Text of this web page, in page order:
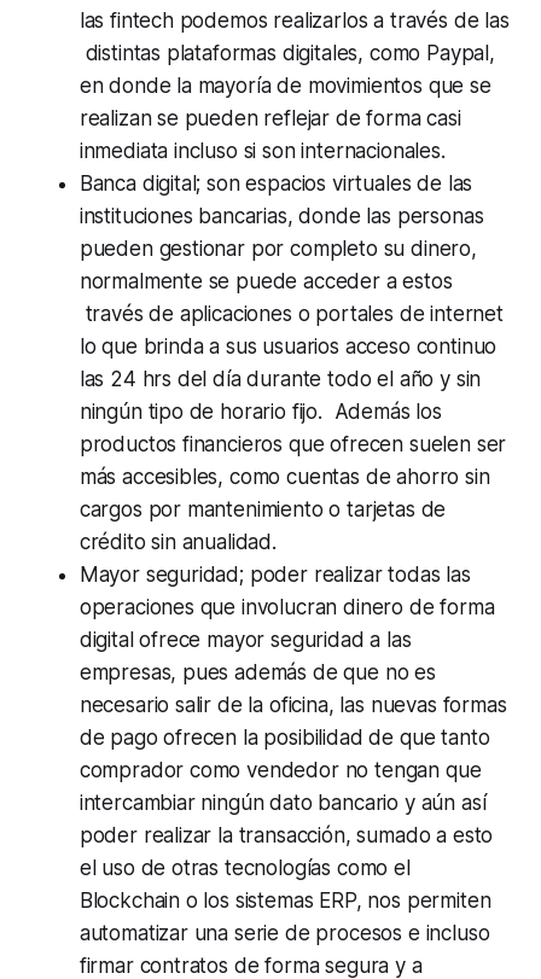
las fintech podemos realizarlos a través de las
distintas plataformas digitales, como Paypal,
en donde la mayoría de movimientos que se
realizan se pueden reflejar de forma casi
inmediata incluso si son internacionales.
Banca digital; son espacios virtuales de las
instituciones bancarias, donde las personas
pueden gestionar por completo su dinero,
normalmente se puede acceder a estos
través de aplicaciones o portales de internet
lo que brinda a sus usuarios acceso continuo
las 24 hrs del día durante todo el año y sin
ningún tipo de horario fijo. Además los
productos financieros que ofrecen suelen ser
más accesibles, como cuentas de ahorro sin
cargos por mantenimiento o tarjetas de
crédito sin anualidad.
Mayor seguridad; poder realizar todas las
operaciones que involucran dinero de forma
digital ofrece mayor seguridad a las
empresas, pues además de que no es
necesario salir de la oficina, las nuevas formas
de pago ofrecen la posibilidad de que tanto
comprador como vendedor no tengan que
intercambiar ningún dato bancario y aún así
poder realizar la transacción, sumado a esto
el uso de otras tecnologías como el
Blockchain o los sistemas ERP, nos permiten
automatizar una serie de procesos e incluso
firmar contratos de forma segura y a